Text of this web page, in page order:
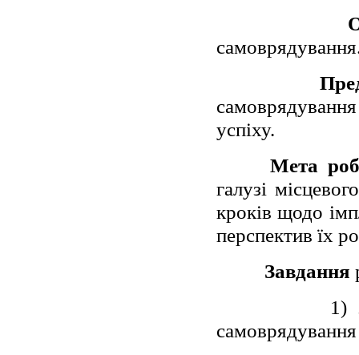
успіху.
Мета
галузі
кроків щодо
перспектив їх
Завдання
1)
самоврядування